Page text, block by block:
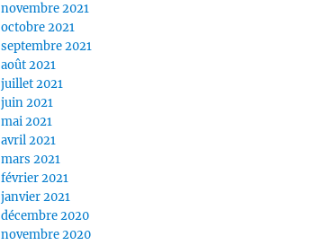
novembre 2021
octobre 2021
septembre 2021
août 2021
juillet 2021
juin 2021
mai 2021
avril 2021
mars 2021
février 2021
janvier 2021
décembre 2020
novembre 2020